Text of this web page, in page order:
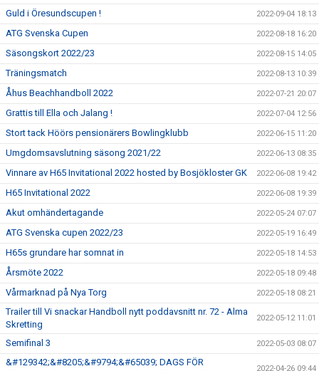
Guld i Öresundscupen ! 2022-09-04 18:13
ATG Svenska Cupen 2022-08-18 16:20
Säsongskort 2022/23 2022-08-15 14:05
Träningsmatch 2022-08-13 10:39
Åhus Beachhandboll 2022 2022-07-21 20:07
Grattis till Ella och Jalang ! 2022-07-04 12:56
Stort tack Höörs pensionärers Bowlingklubb 2022-06-15 11:20
Umgdomsavslutning säsong 2021/22 2022-06-13 08:35
Vinnare av H65 Invitational 2022 hosted by Bosjökloster GK 2022-06-08 19:42
H65 Invitational 2022 2022-06-08 19:39
Akut omhändertagande 2022-05-24 07:07
ATG Svenska cupen 2022/23 2022-05-19 16:49
H65s grundare har somnat in 2022-05-18 14:53
Årsmöte 2022 2022-05-18 09:48
Vårmarknad på Nya Torg 2022-05-18 08:21
Trailer till Vi snackar Handboll nytt poddavsnitt nr. 72 - Alma
Skretting
2022-05-12 11:01
Semifinal 3 2022-05-03 08:07
&#129342;&#8205;&#9794;&#65039; DAGS FÖR
2022-04-26 09:44